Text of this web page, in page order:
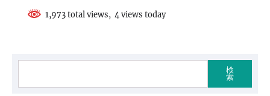
1,973 total views, 4 views today
検
索